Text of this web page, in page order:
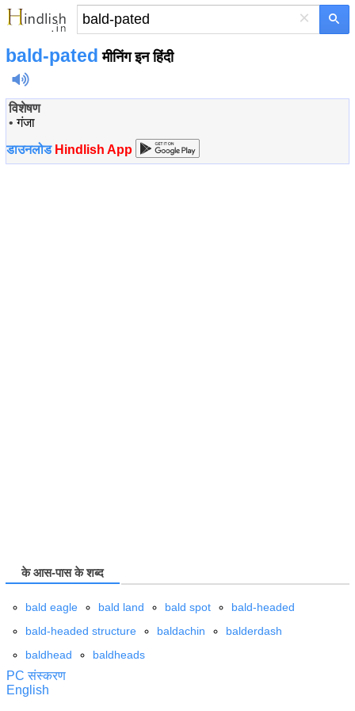
×
bald-pated मीनिंग इन हिंदी
विशेषण
•गंजा
डाउनलोड Hindlish App
के आस-पास के शब्द
bald eagle bald land bald spot
bald-headed
bald-headed structure
baldachin
balderdash
baldhead
baldheads
PC संस्करण
English